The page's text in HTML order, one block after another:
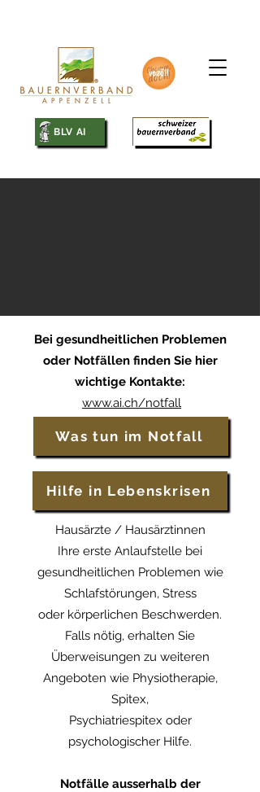
SBV
BLV AI
Bei gesundheitlichen Problemen
oder Notfällen finden Sie hier
wichtige Kontakte:
www.ai.ch/notfall
Hausärzte / Hausärztinnen
Ihre erste Anlaufstelle bei
gesundheitlichen Problemen wie
Schlafstörungen, Stress
oder körperlichen Beschwerden.
Falls nötig, erhalten Sie
Überweisungen zu weiteren
Angeboten wie Physiotherapie,
Spitex,
Psychiatriespitex oder
psychologischer Hilfe.
Notfälle ausserhalb der
Was tun im Notfall
Hilfe in Lebenskrisen